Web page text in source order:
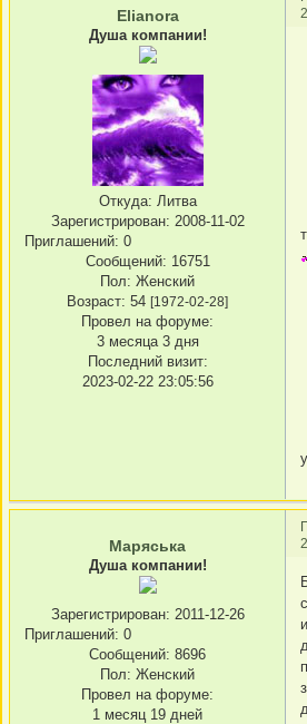
Elianora
Душа компании!
Откуда: Литва
Зарегистрирован: 2008-11-02
Приглашений: 0
Сообщений: 16751
Пол: Женский
Возраст: 54 [1972-02-28]
Провел на форуме:
3 месяца 3 дня
Последний визит:
2023-02-22 23:05:56
Маряська
Душа компании!
Зарегистрирован: 2011-12-26
Приглашений: 0
Сообщений: 8696
Пол: Женский
Провел на форуме:
1 месяц 19 дней